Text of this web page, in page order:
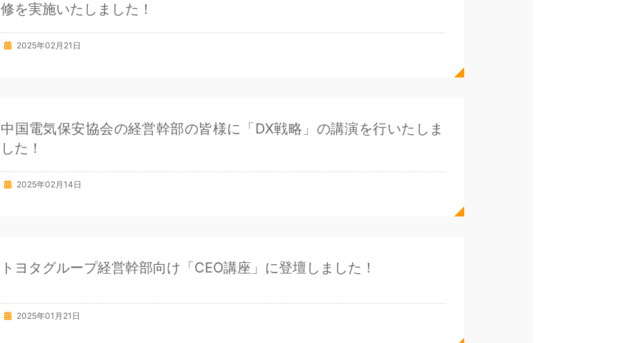
修を実施いたしました！
2025年02月21日
中国電気保安協会の経営幹部の皆様に「DX戦略」の講演を行いたしま
した！
2025年02月14日
トヨタグループ経営幹部向け「CEO講座」に登壇しました！
2025年01月21日